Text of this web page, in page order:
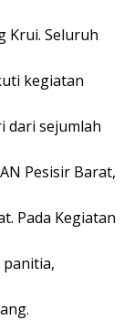
Krui. Seluruh
kegiatan
dari sejumlah
Pesisir Barat,
Pada Kegiatan